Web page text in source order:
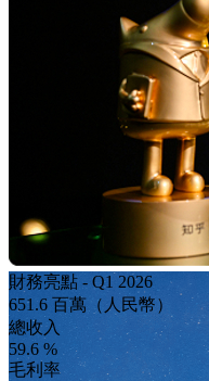
投資者關係
財務亮點 - Q1 2026
651.6 百萬（人民幣）
總收入
59.6 %
毛利率